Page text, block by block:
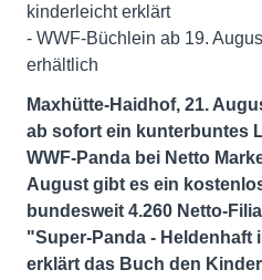
kinderleicht erklärt
- WWF-Büchlein ab 19.
erhältlich
Maxhütte-Haidhof, 21.
ab sofort ein kunterbuntes
WWF-Panda bei Netto
August gibt es ein
bundesweit 4.260 Netto-
"Super-Panda - Heldenhaft
erklärt das Buch den